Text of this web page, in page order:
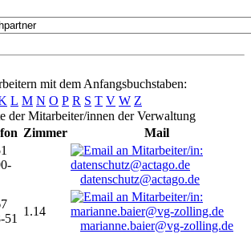
mit dem Anfangsbuchstaben:
L M N O P R S T V W Z
der Mitarbeiter/innen der Verwaltung
Zimmer
Mail
datenschutz@actago.de
51
1.14
marianne.baier@vg-zolling.de